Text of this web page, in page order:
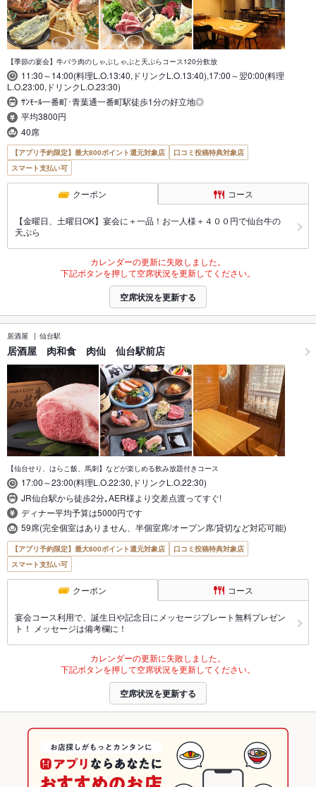
【季節の宴会】牛バラ肉のしゃぶしゃぶと天ぷらコース120分飲放
11:30～14:00(料理L.O.13:40,ドリンクL.O.13:40),17:00～翌0:00(料理
L.O.23:00,ドリンクL.O.23:30)
ｻﾝﾓｰﾙ一番町･青葉通一番町駅徒歩1分の好立地◎
平均3800円
40席
【アプリ予約限定】最大800ポイント還元対象店
口コミ投稿特典対象店
スマート支払い可
クーポン コース
【金曜日、土曜日OK】宴会に＋一品！お一人様＋４００円で仙台牛の
天ぷら
カレンダーの更新に失敗しました。
下記ボタンを押して空席状況を更新してください。
空席状況を更新する
居酒屋 仙台駅
居酒屋 肉和食 肉仙 仙台駅前店
【仙台せり、はらこ飯、馬刺】などが楽しめる飲み放題付きコース
17:00～23:00(料理L.O.22:30,ドリンクL.O.22:30)
JR仙台駅から徒歩2分｡AER様より交差点渡ってすぐ!
ディナー平均予算は5000円です
59席(完全個室はありません、半個室席/オープン席/貸切など対応可能)
【アプリ予約限定】最大800ポイント還元対象店
口コミ投稿特典対象店
スマート支払い可
クーポン コース
宴会コース利用で、誕生日や記念日にメッセージプレート無料プレゼン
ト！ メッセージは備考欄に！
カレンダーの更新に失敗しました。
下記ボタンを押して空席状況を更新してください。
空席状況を更新する